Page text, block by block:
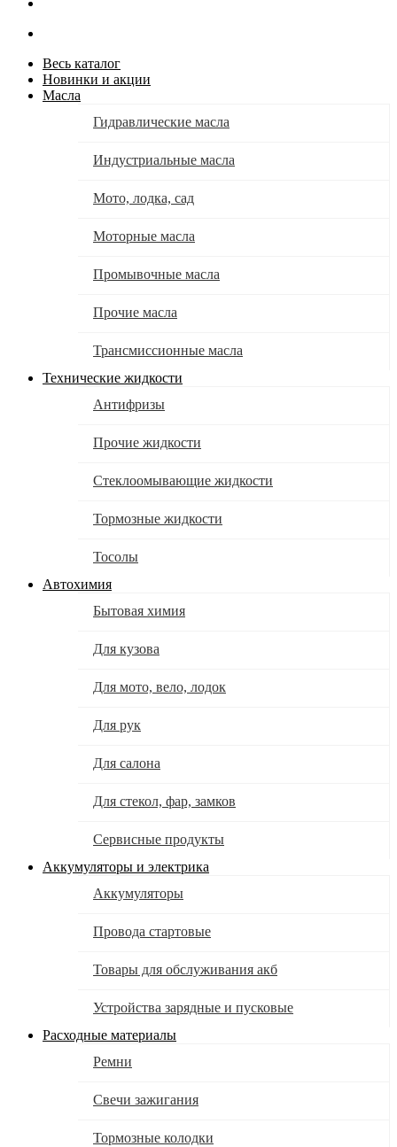
Весь каталог
Новинки и акции
Масла
Гидравлические масла
Индустриальные масла
Мото, лодка, сад
Моторные масла
Промывочные масла
Прочие масла
Трансмиссионные масла
Технические жидкости
Антифризы
Прочие жидкости
Стеклоомывающие жидкости
Тормозные жидкости
Тосолы
Автохимия
Бытовая химия
Для кузова
Для мото, вело, лодок
Для рук
Для салона
Для стекол, фар, замков
Сервисные продукты
Аккумуляторы и электрика
Аккумуляторы
Провода стартовые
Товары для обслуживания акб
Устройства зарядные и пусковые
Расходные материалы
Ремни
Свечи зажигания
Тормозные колодки